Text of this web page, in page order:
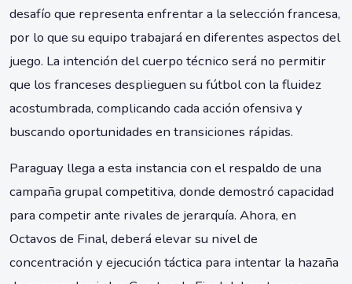
desafío que representa enfrentar a la selección francesa,
por lo que su equipo trabajará en diferentes aspectos del
juego. La intención del cuerpo técnico será no permitir
que los franceses desplieguen su fútbol con la fluidez
acostumbrada, complicando cada acción ofensiva y
buscando oportunidades en transiciones rápidas.
Paraguay llega a esta instancia con el respaldo de una
campaña grupal competitiva, donde demostró capacidad
para competir ante rivales de jerarquía. Ahora, en
Octavos de Final, deberá elevar su nivel de
concentración y ejecución táctica para intentar la hazaña